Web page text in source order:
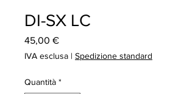
DI-SX LC
45,00 €Prezzo
IVA esclusa | Spedizione standard
Quantità *